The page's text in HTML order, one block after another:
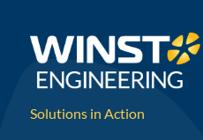
Solutions in Action